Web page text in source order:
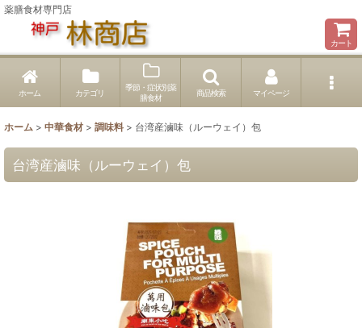
薬膳食材専門店
カート
ホーム カテゴリ
季節・症状別薬
膳食材
商品検索 マイページ
ホーム > 中華食材 > 調味料 > 台湾産滷味（ルーウェイ）包
台湾産滷味（ルーウェイ）包